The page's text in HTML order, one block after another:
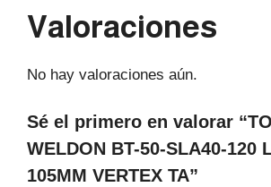
Valoraciones
No hay valoraciones aún.
Sé el primero en valorar
WELDON BT-50-SLA40-120
105MM VERTEX TA”